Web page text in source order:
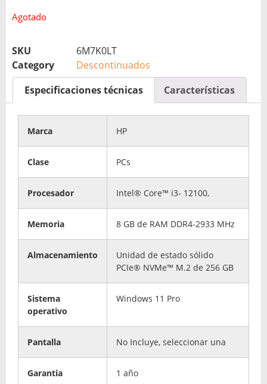
Agotado
SKU
6M7K0LT
Category
Descontinuados
Especificaciones técnicas
Características
Marca HP
Clase PCs
Procesador Intel® Core™ i3- 12100,
Memoria 8 GB de RAM DDR4-2933 MHz
Almacenamiento
Unidad de estado sólido
PCIe® NVMe™ M.2 de 256 GB
Sistema
operativo
Windows 11 Pro
Pantalla No Incluye, seleccionar una
Garantia 1 año